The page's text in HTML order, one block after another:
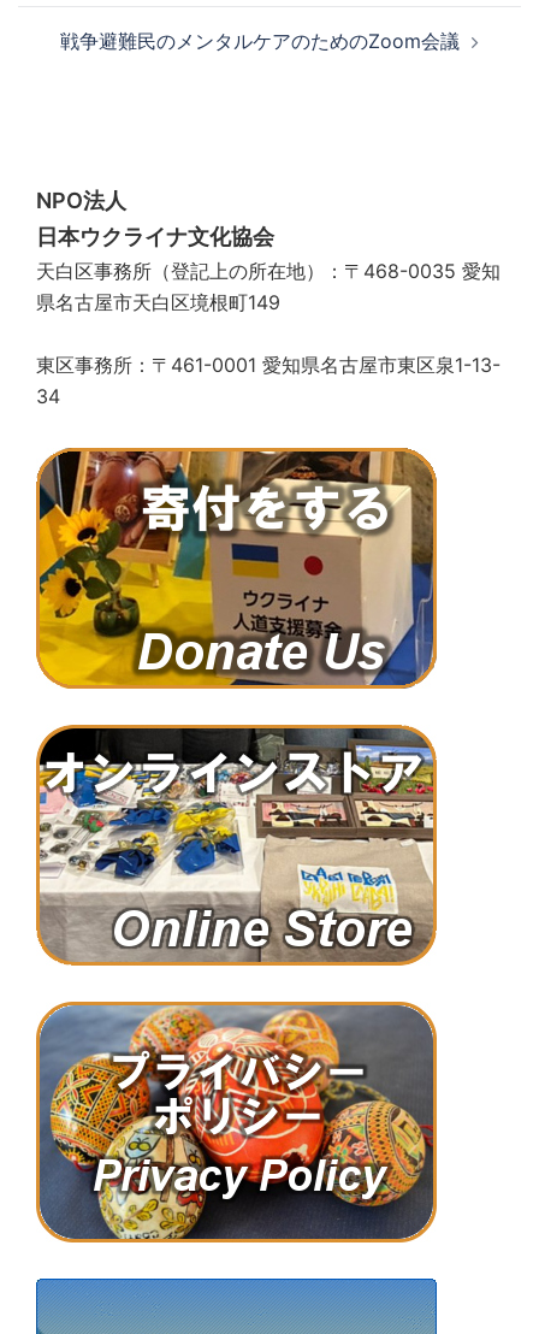
ナ
ョ
ン
戦争避難民のメンタルケアのためのZoom会議
NPO法人
日本ウクライナ文化協会
天白区事務所（登記上の所在地）：〒468-0035 愛知
県名古屋市天白区境根町149
東区事務所：〒461-0001 愛知県名古屋市東区泉1-13-
34